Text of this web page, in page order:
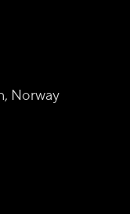
Norway